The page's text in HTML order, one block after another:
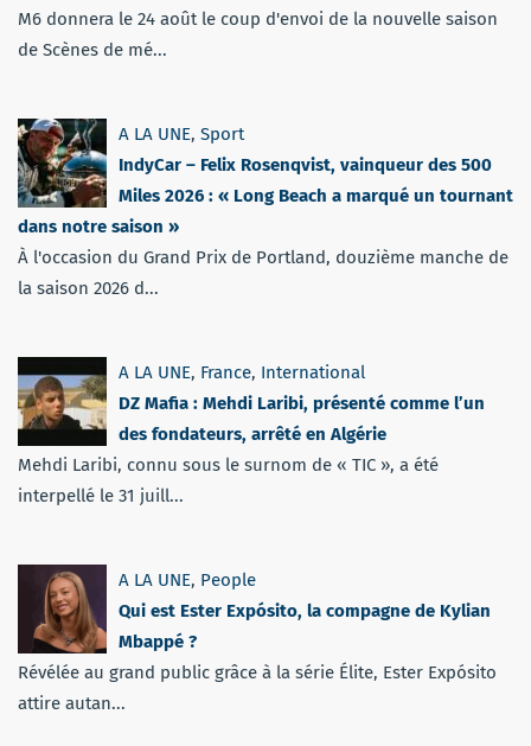
M6 donnera le 24 août le coup d'envoi de la nouvelle saison
de Scènes de mé...
A LA UNE, Sport
IndyCar – Felix Rosenqvist, vainqueur des 500
Miles 2026 : « Long Beach a marqué un tournant
dans notre saison »
À l'occasion du Grand Prix de Portland, douzième manche de
la saison 2026 d...
A LA UNE, France, International
DZ Mafia : Mehdi Laribi, présenté comme l’un
des fondateurs, arrêté en Algérie
Mehdi Laribi, connu sous le surnom de « TIC », a été
interpellé le 31 juill...
A LA UNE, People
Qui est Ester Expósito, la compagne de Kylian
Mbappé ?
Révélée au grand public grâce à la série Élite, Ester Expósito
attire autan...